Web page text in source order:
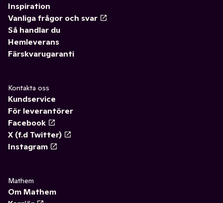
Inspiration
Vanliga frågor och svar
Så handlar du
Hemleverans
Färskvarugaranti
Kontakta oss
Kundservice
För leverantörer
Facebook
X (f.d Twitter)
Instagram
Mathem
Om Mathem